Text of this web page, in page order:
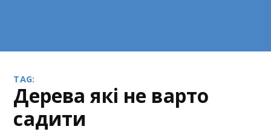
TAG:
дерева які не варто
садити